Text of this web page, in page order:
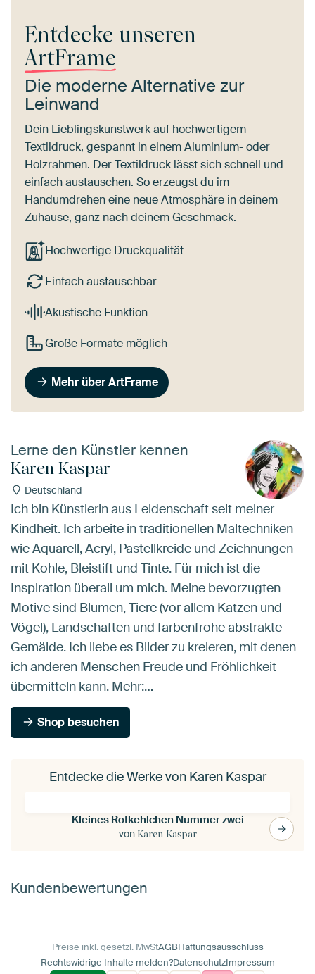
Entdecke unseren
ArtFrame
Die moderne Alternative zur
Leinwand
Dein Lieblingskunstwerk auf hochwertigem
Textildruck, gespannt in einem Aluminium- oder
Holzrahmen. Der Textildruck lässt sich schnell und
einfach austauschen. So erzeugst du im
Handumdrehen eine neue Atmosphäre in deinem
Zuhause, ganz nach deinem Geschmack.
Hochwertige Druckqualität
Einfach austauschbar
Akustische Funktion
Große Formate möglich
Mehr über ArtFrame
Lerne den Künstler kennen
Karen Kaspar
Deutschland
Ich bin Künstlerin aus Leidenschaft seit meiner
Kindheit. Ich arbeite in traditionellen Maltechniken
wie Aquarell, Acryl, Pastellkreide und Zeichnungen
mit Kohle, Bleistift und Tinte. Für mich ist die
Inspiration überall um mich. Meine bevorzugten
Motive sind Blumen, Tiere (vor allem Katzen und
Vögel), Landschaften und farbenfrohe abstrakte
Gemälde. Ich liebe es Bilder zu kreieren, mit denen
ich anderen Menschen Freude und Fröhlichkeit
übermitteln kann. Mehr:…
Shop besuchen
Entdecke die Werke von Karen Kaspar
Kleines Rotkehlchen Nummer zwei
von Karen Kaspar
Kundenbewertungen
Preise inkl. gesetzl. MwStAGBHaftungsausschluss
Rechtswidrige Inhalte melden?DatenschutzImpressum